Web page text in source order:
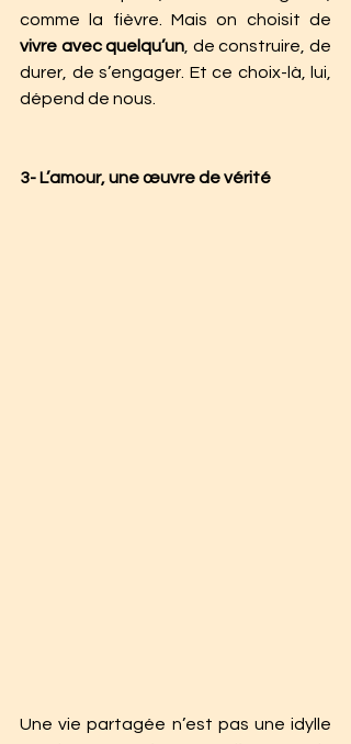
vivre avec quelqu’un, de construire, de
durer, de s’engager. Et ce choix-là, lui,
dépend de nous.
3- L’amour, une œuvre de vérité
Une vie partagée n’est pas une idylle